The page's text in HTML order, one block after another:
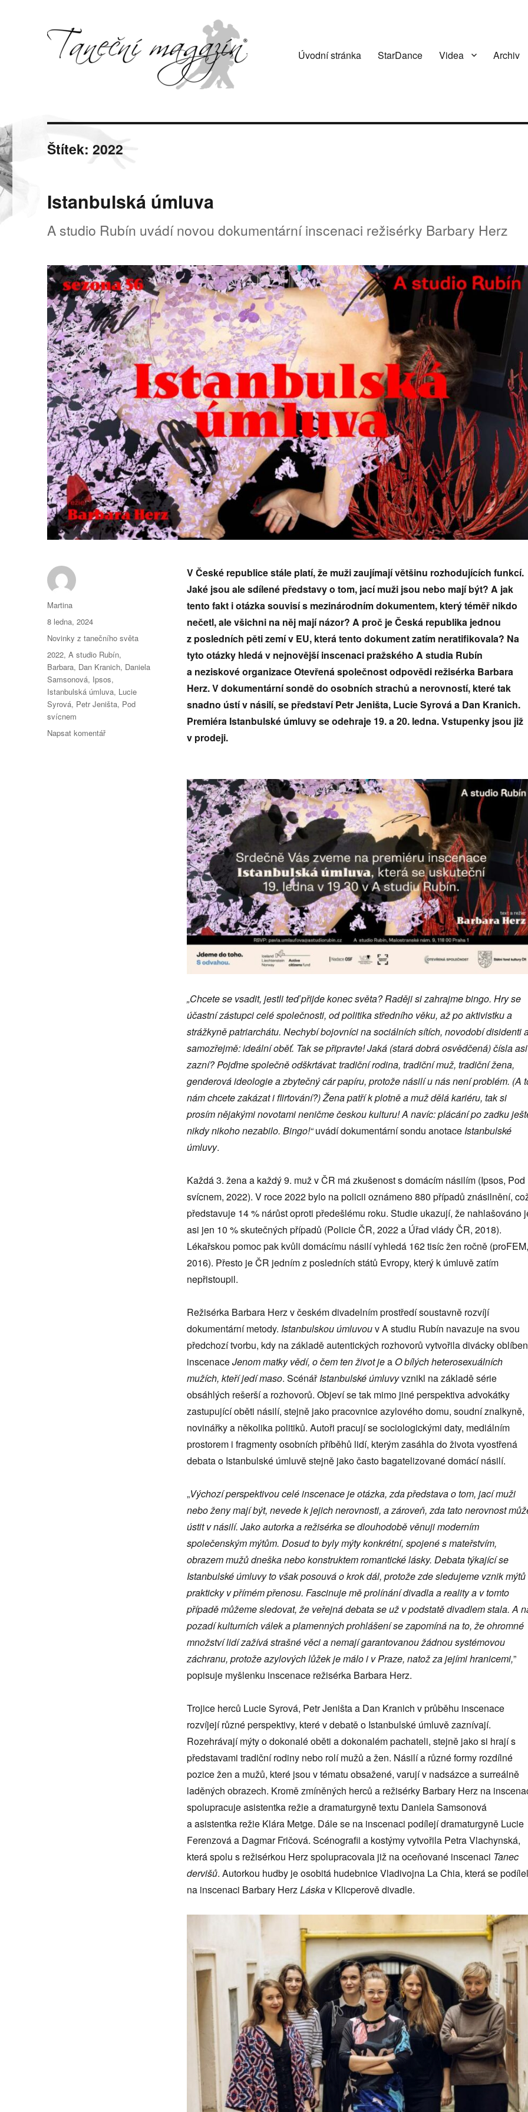
Úvodní stránka StarDance Videa Archiv
Štítek:2022
Istanbulská úmluva
A studio Rubín uvádí novou dokumentární inscenaci režisérky Barbary Herz
V České republice stále platí, že muži zaujímají většinu rozhodujících funkcí.
Jaké jsou ale sdílené představy o tom, jací muži jsou nebo mají být? A jak
tento fakt i otázka souvisí s mezinárodním dokumentem, který téměř nikdo
nečetl, ale všichni na něj mají názor? A proč je Česká republika jednou
z posledních pěti zemí v EU, která tento dokument zatím neratifikovala? Na
tyto otázky hledá v nejnovější inscenaci pražského A studia Rubín
a neziskové organizace Otevřená společnost odpovědi režisérka Barbara
Herz. V dokumentární sondě do osobních strachů a nerovností, které tak
snadno ústí v násilí, se představí Petr Jeništa, Lucie Syrová a Dan Kranich.
Premiéra Istanbulské úmluvy se odehraje 19. a 20. ledna. Vstupenky jsou již
v prodeji.
„Chcete se vsadit, jestli teď přijde konec světa? Raději si zahrajme bingo. Hry se
účastní zástupci celé společnosti, od politika středního věku, až po aktivistku a
strážkyně patriarchátu. Nechybí bojovníci na sociálních sítích, novodobí disidenti
samozřejmě: ideální oběť. Tak se připravte! Jaká (stará dobrá osvědčená) čísla asi
zazní? Pojďme společně odškrtávat: tradiční rodina, tradiční muž, tradiční žena,
genderová ideologie a zbytečný cár papíru, protože násilí u nás není problém. (A
nám chcete zakázat i flirtování?) Žena patří k plotně a muž dělá kariéru, tak si
prosím nějakými novotami neničme českou kulturu! A navíc: plácání po zadku
nikdy nikoho nezabilo. Bingo!“uvádí dokumentární sondu anotace Istanbulské
úmluvy.
Každá 3. žena a každý 9. muž v ČR má zkušenost s domácím násilím (Ipsos, Pod
svícnem, 2022). V roce 2022 bylo na policii oznámeno 880 případů znásilnění,
představuje 14 % nárůst oproti předešlému roku. Studie ukazují, že nahlašováno
asi jen 10 % skutečných případů (Policie ČR, 2022 a Úřad vlády ČR, 2018).
Lékařskou pomoc pak kvůli domácímu násilí vyhledá 162 tisíc žen ročně (proFEM,
2016). Přesto je ČR jedním z posledních států Evropy, který k úmluvě zatím
nepřistoupil.
Režisérka Barbara Herz v českém divadelním prostředí soustavně rozvíjí
dokumentární metody. Istanbulskou úmluvouv A studiu Rubín navazuje na svou
předchozí tvorbu, kdy na základě autentických rozhovorů vytvořila divácky
inscenaceJenom matky vědí, o čem ten život jea O bílých heterosexuálních
mužích, kteří jedí maso. ScénářIstanbulské úmluvyvznikl na základě série
obsáhlých rešerší a rozhovorů. Objeví se tak mimo jiné perspektiva advokátky
zastupující oběti násilí, stejně jako pracovnice azylového domu, soudní znalkyně,
novinářky a několika politiků. Autoři pracují se sociologickými daty, mediálním
prostorem i fragmenty osobních příběhů lidí, kterým zasáhla do života vyostřená
debata o Istanbulské úmluvě stejně jako často bagatelizované domácí násilí.
„Výchozí perspektivou celé inscenace je otázka, zda představa o tom, jací muži
nebo ženy mají být, nevede k jejich nerovnosti, a zároveň, zda tato nerovnost
ústit v násilí. Jako autorka a režisérka se dlouhodobě věnuji moderním
společenským mýtům. Dosud to byly mýty konkrétní, spojené s mateřstvím,
obrazem mužů dneška nebo konstruktem romantické lásky. Debata týkající se
Istanbulské úmluvy to však posouvá o krok dál, protože zde sledujeme vznik mýtů
prakticky v přímém přenosu. Fascinuje mě prolínání divadla a reality a v tomto
případě můžeme sledovat, že veřejná debata se už v podstatě divadlem stala. A
pozadí kulturních válek a plamenných prohlášení se zapomíná na to, že ohromné
množství lidí zažívá strašné věci a nemají garantovanou žádnou systémovou
záchranu, protože azylových lůžek je málo i v Praze, natož za jejími hranicemi,”
popisuje myšlenku inscenace režisérka Barbara Herz.
Trojice herců Lucie Syrová, Petr Jeništa a Dan Kranich v průběhu inscenace
rozvíjejí různé perspektivy, které v debatě o Istanbulské úmluvě zaznívají.
Rozehrávají mýty o dokonalé oběti a dokonalém pachateli, stejně jako si hrají s
představami tradiční rodiny nebo rolí mužů a žen. Násilí a různé formy rozdílné
pozice žen a mužů, které jsou v tématu obsažené, varují v nadsázce a surreálně
laděných obrazech. Kromě zmíněných herců a režisérky Barbary Herz na
spolupracuje asistentka režie a dramaturgyně textu Daniela Samsonová
a asistentka režie Klára Metge. Dále se na inscenaci podílejí dramaturgyně Lucie
Ferenzová a Dagmar Fričová. Scénografii a kostýmy vytvořila Petra Vlachynská,
která spolu s režisérkou Herz spolupracovala již na oceňované inscenaci Tanec
dervišů. Autorkou hudby je osobitá hudebnice Vladivojna La Chia, která se
na inscenaci Barbary HerzLáskav Klicperově divadle.
Autor:
Martina
Publikováno:
8 ledna, 2024
Rubriky:
Novinky z tanečního světa
Štítky:
2022,A studio Rubín,
Barbara, Dan Kranich, Daniela
Samsonová, Ipsos,
Istanbulská úmluva, Lucie
Syrová, Petr Jeništa, Pod
svícnem
Napsat komentářpro